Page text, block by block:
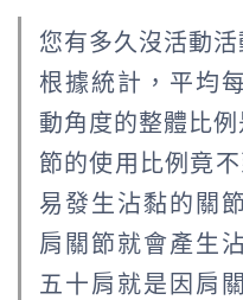
您有多久沒活動活
根據統計，平均
動角度的整體比
節的使用比例竟
易發生沾黏的關
肩關節就會產生
五十肩就是因肩